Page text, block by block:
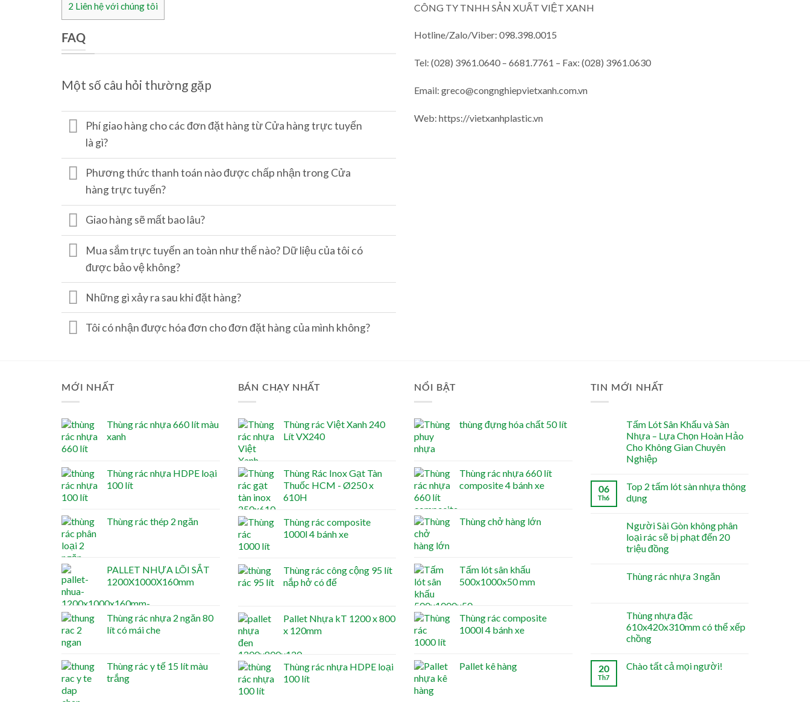
2 Liên hệ với chúng tôi
FAQ
Một số câu hỏi thường gặp
Phí giao hàng cho các đơn đặt hàng từ Cửa hàng trực tuyến
là gì?
Phương thức thanh toán nào được chấp nhận trong Cửa
hàng trực tuyến?
Giao hàng sẽ mất bao lâu?
Mua sắm trực tuyến an toàn như thế nào? Dữ liệu của tôi có
được bảo vệ không?
Những gì xảy ra sau khi đặt hàng?
Tôi có nhận được hóa đơn cho đơn đặt hàng của mình không?
CÔNG TY TNHH SẢN XUẤT VIỆT XANH
Hotline/Zalo/Viber: 098.398.0015
Tel: (028) 3961.0640 – 6681.7761 – Fax: (028) 3961.0630
Email: greco@congnghiepvietxanh.com.vn
Web: https://vietxanhplastic.vn
MỚI NHẤT
Thùng rác nhựa 660 lít màu
xanh
Thùng rác nhựa HDPE loại
100 lít
Thùng rác thép 2 ngăn
PALLET NHỰA LÕI SẮT
1200X1000X160mm
Thùng rác nhựa 2 ngăn 80
lít có mái che
Thùng rác y tế 15 lít màu
trắng
BÁN CHẠY NHẤT
Thùng rác Việt Xanh 240
Lít VX240
Thùng Rác Inox Gạt Tàn
Thuốc HCM - Ø250 x
610H
Thùng rác composite
1000l 4 bánh xe
Thùng rác công cộng 95 lít
nắp hở có đế
Pallet Nhựa kT 1200 x 800
x 120mm
Thùng rác nhựa HDPE loại
100 lít
NỔI BẬT
thùng đựng hóa chất 50 lít
Thùng rác nhựa 660 lít
composite 4 bánh xe
Thùng chở hàng lớn
Tấm lót sân khấu
500x1000x50 mm
Thùng rác composite
1000l 4 bánh xe
Pallet kê hàng
TIN MỚI NHẤT
Tấm Lót Sân Khấu và Sàn
Nhựa – Lựa Chọn Hoàn Hảo
Cho Không Gian Chuyên
Nghiệp
06
Th6
Top 2 tấm lót sàn nhựa thông
dụng
Người Sài Gòn không phân
loại rác sẽ bị phạt đến 20
triệu đồng
Thùng rác nhựa 3 ngăn
Thùng nhựa đặc
610x420x310mm có thể xếp
chồng
20
Th7
Chào tất cả mọi người!